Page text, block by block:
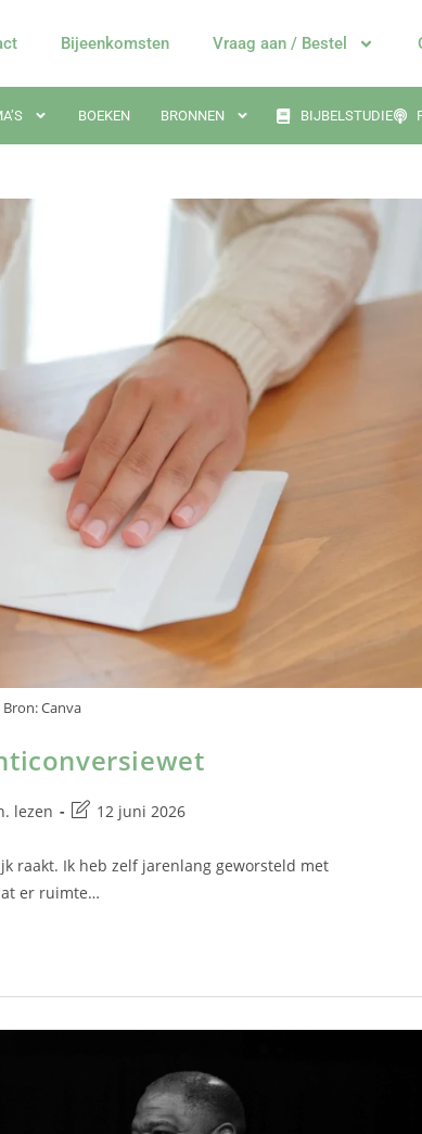
Bijeenkomsten Vraag aan / Bestel
BOEKEN BRONNEN BIJBELSTUDIE
Canva
lezen 12 juni 2026
raakt. Ik heb zelf jarenlang geworsteld met
er ruimte…